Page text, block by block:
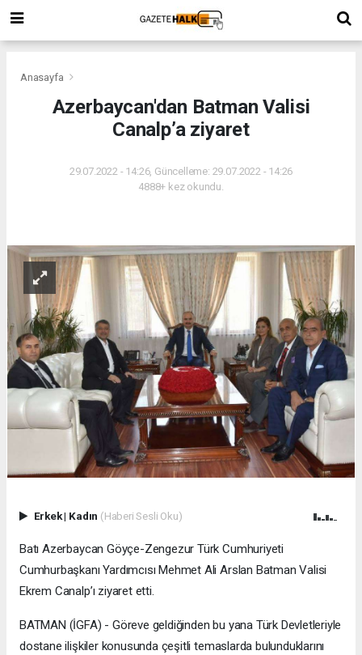
Anasayfa
Azerbaycan'dan Batman Valisi
Canalp’a ziyaret
29.07.2022 - 14:26, Güncelleme: 29.07.2022 - 14:26
4888+ kez okundu.
Erkek| Kadın (Haberi Sesli Oku)
Batı Azerbaycan Göyçe-Zengezur Türk Cumhuriyeti
Cumhurbaşkanı Yardımcısı Mehmet Ali Arslan Batman Valisi
Ekrem Canalp’ı ziyaret etti.
BATMAN (İGFA) - Göreve geldiğinden bu yana Türk Devletleriyle
dostane ilişkiler konusunda çeşitli temaslarda bulunduklarını